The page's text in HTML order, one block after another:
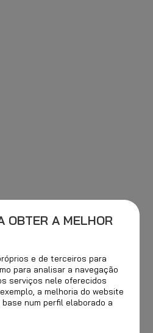
OBTER A MELHOR
e de terceiros para
para analisar a navegação
serviços nele oferecidos
a melhoria do website
num perfil elaborado a